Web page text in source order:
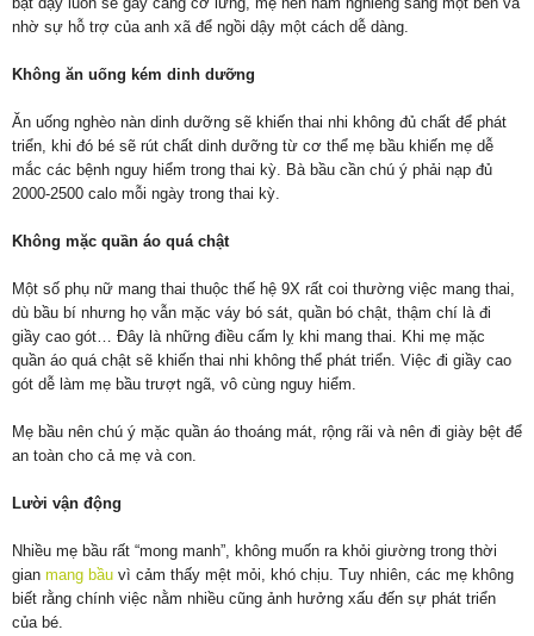
nhờ sự hỗ trợ của anh xã để ngồi dậy một cách dễ dàng.
Không ăn uống kém dinh dưỡng
Ăn uống nghèo nàn dinh dưỡng sẽ khiến thai nhi không đủ chất để phát
triển, khi đó bé sẽ rút chất dinh dưỡng từ cơ thể mẹ bầu khiến mẹ dễ
mắc các bệnh nguy hiểm trong thai kỳ. Bà bầu cần chú ý phải nạp đủ
2000-2500 calo mỗi ngày trong thai kỳ.
Không mặc quần áo quá chật
Một số phụ nữ mang thai thuộc thế hệ 9X rất coi thường việc mang thai,
dù bầu bí nhưng họ vẫn mặc váy bó sát, quần bó chật, thậm chí là đi
giầy cao gót… Đây là những điều cấm lỵ khi mang thai. Khi mẹ mặc
quần áo quá chật sẽ khiến thai nhi không thể phát triển. Việc đi giầy cao
gót dễ làm mẹ bầu trượt ngã, vô cùng nguy hiểm.
Mẹ bầu nên chú ý mặc quần áo thoáng mát, rộng rãi và nên đi giày bệt để
an toàn cho cả mẹ và con.
Lười vận động
Nhiều mẹ bầu rất “mong manh”, không muốn ra khỏi giường trong thời
gian mang bầu vì cảm thấy mệt mỏi, khó chịu. Tuy nhiên, các mẹ không
biết rằng chính việc nằm nhiều cũng ảnh hưởng xấu đến sự phát triển
của bé.